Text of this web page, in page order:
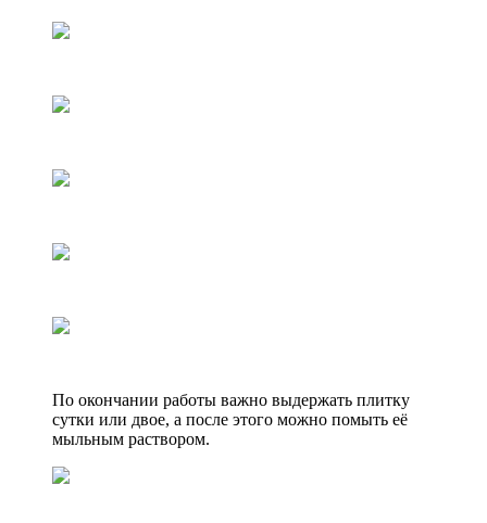
По окончании работы важно выдержать плитку
сутки или двое, а после этого можно помыть её
мыльным раствором.